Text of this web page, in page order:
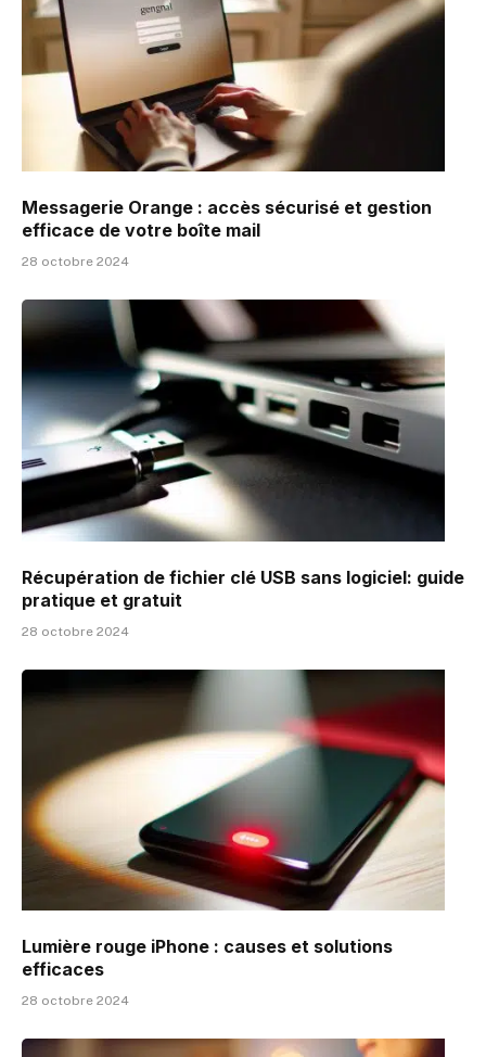
Messagerie Orange : accès sécurisé et gestion
efficace de votre boîte mail
28 octobre 2024
Récupération de fichier clé USB sans logiciel: guide
pratique et gratuit
28 octobre 2024
Lumière rouge iPhone : causes et solutions
efficaces
28 octobre 2024